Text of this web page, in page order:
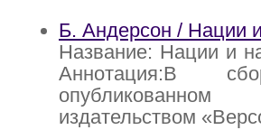
Б. Андерсон / Нации
Название: Нации и
Аннотация:В
издательством